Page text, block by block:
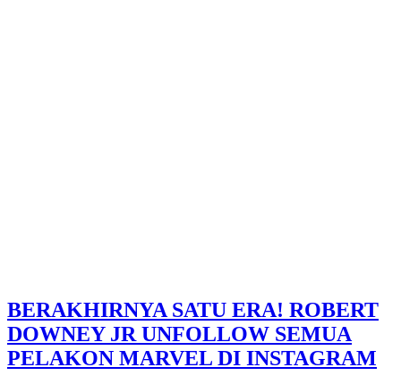
BERAKHIRNYA SATU ERA! ROBERT
DOWNEY JR UNFOLLOW SEMUA
PELAKON MARVEL DI INSTAGRAM